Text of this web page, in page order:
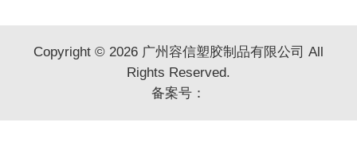
Copyright © 2026 广州容信塑胶制品有限公司 All
Rights Reserved.
备案号：